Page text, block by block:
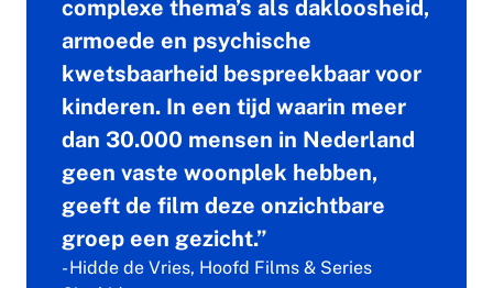
complexe thema’s als dakloosheid,
armoede en psychische
kwetsbaarheid bespreekbaar voor
kinderen. In een tijd waarin meer
dan 30.000 mensen in Nederland
geen vaste woonplek hebben,
geeft de film deze onzichtbare
groep een gezicht.”
- Hidde de Vries, Hoofd Films & Series